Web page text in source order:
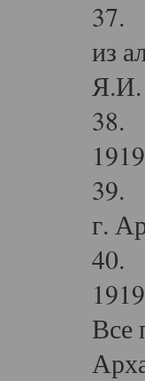
37.
из
Я.И.
38.
39.
г.
40.
Все